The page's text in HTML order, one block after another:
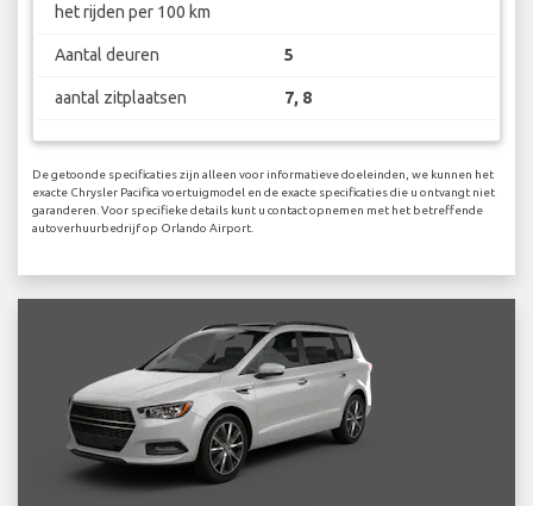
het rijden per 100 km
Aantal deuren 5
aantal zitplaatsen 7, 8
De getoonde specificaties zijn alleen voor informatieve doeleinden, we kunnen het
exacte Chrysler Pacifica voertuigmodel en de exacte specificaties die u ontvangt niet
garanderen. Voor specifieke details kunt u contact opnemen met het betreffende
autoverhuurbedrijf op Orlando Airport.